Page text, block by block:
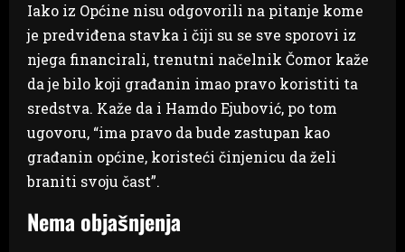
Iako iz Općine nisu odgovorili na pitanje kome
je predviđena stavka i čiji su se sve sporovi iz
njega financirali, trenutni načelnik Čomor kaže
da je bilo koji građanin imao pravo koristiti ta
sredstva. Kaže da i Hamdo Ejubović, po tom
ugovoru, “ima pravo da bude zastupan kao
građanin općine, koristeći činjenicu da želi
braniti svoju čast”.
Nema objašnjenja